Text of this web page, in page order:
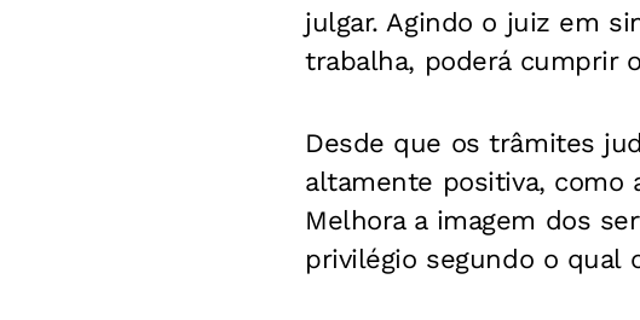
julgar. Agindo o juiz em
trabalha, poderá cumprir
Desde que os trâmites
altamente positiva, como
Melhora a imagem dos
privilégio segundo o qual